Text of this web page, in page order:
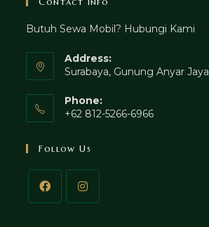
Butuh Sewa Mobil? Hubungi Kami
Address:
Surabaya, Gunung Anyar Jaya
Phone:
+62 812-5266-6966
Follow Us